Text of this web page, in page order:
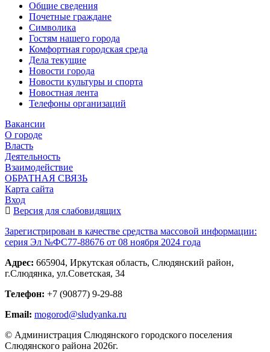
Общие сведения
Почетные граждане
Символика
Гостям нашего города
Комфортная городская среда
Дела текущие
Новости города
Новости культуры и спорта
Новостная лента
Телефоны организаций
Вакансии
О городе
Власть
Деятельность
Взаимодействие
ОБРАТНАЯ СВЯЗЬ
Карта сайта
Вход
Версия для слабовидящих
Зарегистрирован в качестве средства массовой информации:
серия Эл №ФС77-88676 от 08 ноября 2024 года
Адрес: 665904, Иркутская область, Слюдянский район,
г.Слюдянка, ул.Советская, 34
Телефон: +7 (90877) 9-29-88
Email: mogorod@sludyanka.ru
© Администрация Слюдянского городского поселения
Слюдянского района 2026г.